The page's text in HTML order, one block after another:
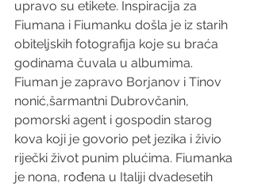
upravo su etikete. Inspiracija za
Fiumana i Fiumanku došla je iz starih
obiteljskih fotografija koje su braća
godinama čuvala u albumima.
Fiuman je zapravo Borjanov i Tinov
nonić,šarmantni Dubrovčanin,
pomorski agent i gospodin starog
kova koji je govorio pet jezika i živio
riječki život punim plućima. Fiumanka
je nona, rođena u Italiji dvadesetih